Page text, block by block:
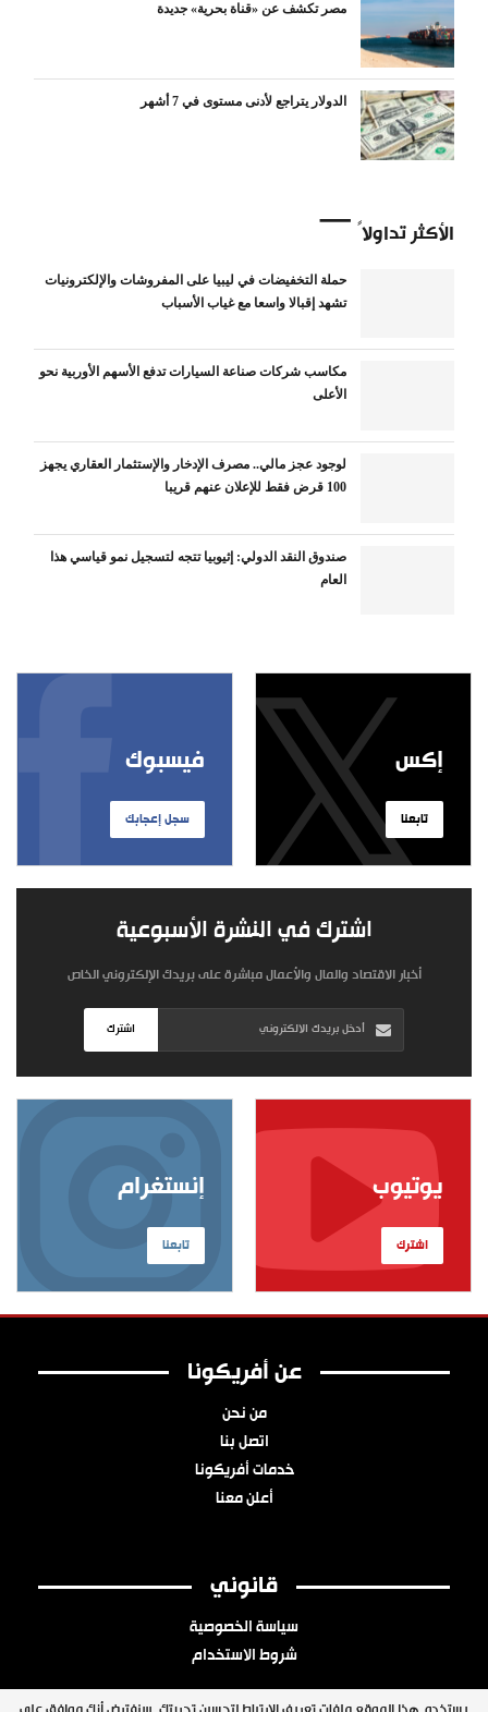
مصر تكشف عن «قناة بحرية» جديدة
الدولار يتراجع لأدنى مستوى في 7 أشهر
الأكثر تداولاً
حملة التخفيضات في ليبيا على المفروشات والإلكترونيات
تشهد إقبالا واسعا مع غياب الأسباب
مكاسب شركات صناعة السيارات تدفع الأسهم الأوربية نحو
الأعلى
لوجود عجز مالي.. مصرف الإدخار والإستثمار العقاري يجهز
100 قرض فقط للإعلان عنهم قريبا
صندوق النقد الدولي: إثيوبيا تتجه لتسجيل نمو قياسي هذا
العام
فيسبوك
سجل إعجابك
إكس
تابعنا
اشترك في النشرة الأسبوعية
أخبار الاقتصاد والمال والأعمال مباشرة على بريدك الإلكتروني الخاص
اشترك
إنستغرام
تابعنا
يوتيوب
اشترك
عن أفريكونا
من نحن
اتصل بنا
خدمات أفريكونا
أعلن معنا
قانوني
سياسة الخصوصية
شروط الاستخدام